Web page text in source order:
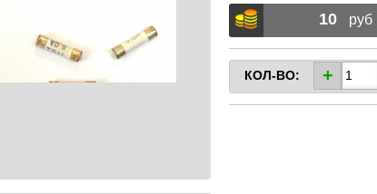
10 руб
КОЛ-ВО: +